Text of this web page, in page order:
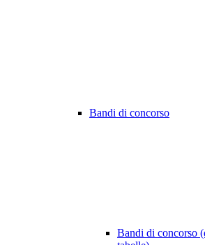
Bandi di concorso
Bandi di concorso